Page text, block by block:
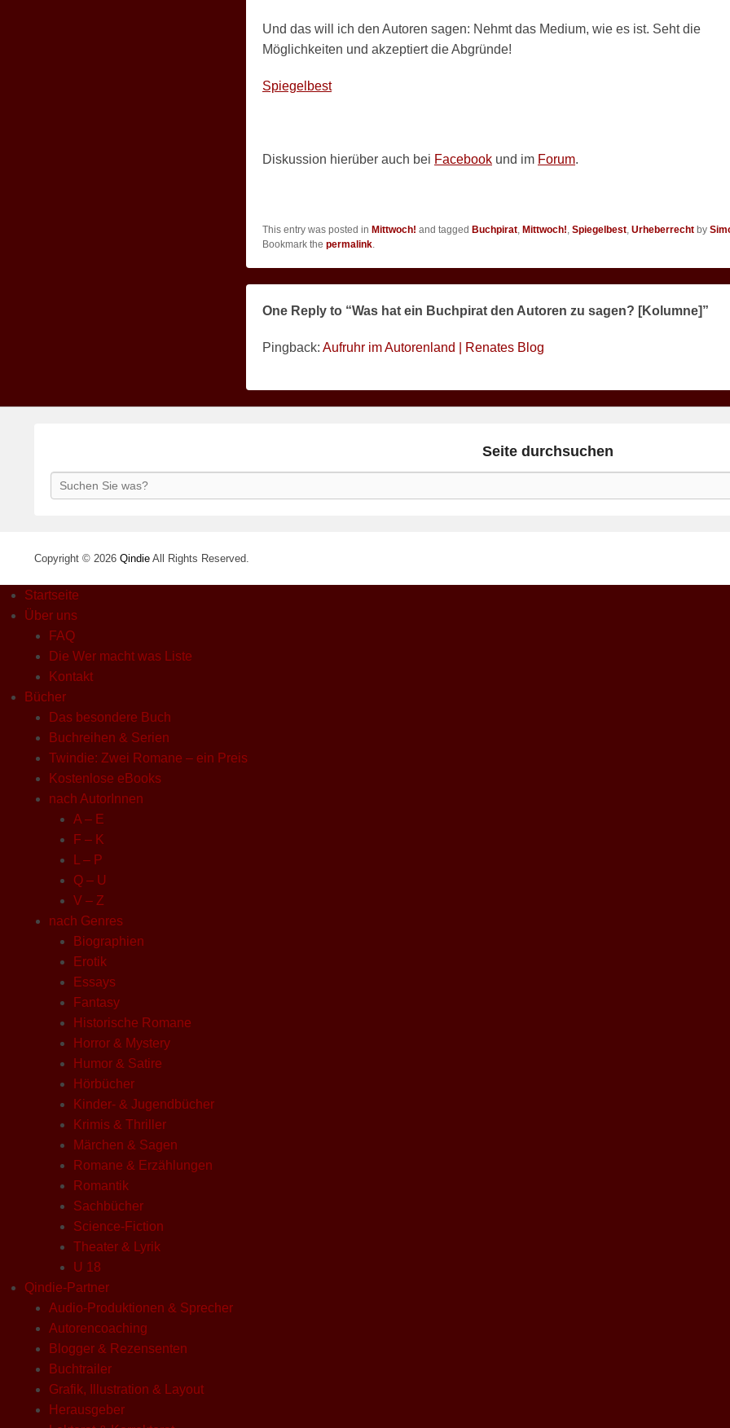
Und das will ich den Autoren sagen: Nehmt das Medium, wie es ist. Seht die
Möglichkeiten und akzeptiert die Abgründe!
Spiegelbest
Diskussion hierüber auch bei Facebook und im Forum.
This entry was posted in Mittwoch! and tagged Buchpirat Mittwoch! Spiegelbest Urheberrecht by
Bookmark the permalink
One Reply to “Was hat ein Buchpirat den Autoren zu sagen? [Kolumne]”
Pingback: Aufruhr im Autorenland | Renates Blog
Seite durchsuchen
Search
Copyright © 2026 Qindie All Rights Reserved.
Startseite
Über uns
FAQ
Die Wer macht was Liste
Kontakt
Bücher
Das besondere Buch
Buchreihen & Serien
Twindie: Zwei Romane – ein Preis
Kostenlose eBooks
nach AutorInnen
A – E
F – K
L – P
Q – U
V – Z
nach Genres
Biographien
Erotik
Essays
Fantasy
Historische Romane
Horror & Mystery
Humor & Satire
Hörbücher
Kinder- & Jugendbücher
Krimis & Thriller
Märchen & Sagen
Romane & Erzählungen
Romantik
Sachbücher
Science-Fiction
Theater & Lyrik
U 18
Qindie-Partner
Audio-Produktionen & Sprecher
Autorencoaching
Blogger & Rezensenten
Buchtrailer
Grafik, Illustration & Layout
Herausgeber